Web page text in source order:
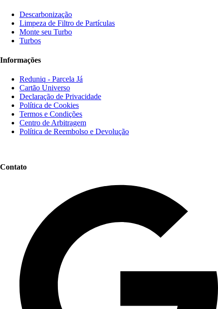
Descarbonização
Limpeza de Filtro de Partículas
Monte seu Turbo
Turbos
Informações
Reduniq - Parcela Já
Cartão Universo
Declaração de Privacidade
Política de Cookies
Termos e Condições
Centro de Arbitragem
Política de Reembolso e Devolução
Contato